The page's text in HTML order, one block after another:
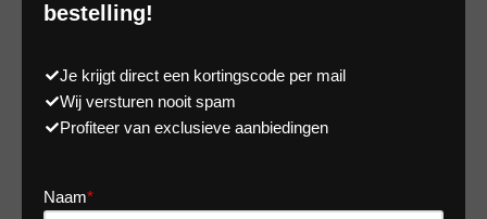
bestelling!
Je krijgt direct een kortingscode per mail
Wij versturen nooit spam
Profiteer van exclusieve aanbiedingen
Naam*